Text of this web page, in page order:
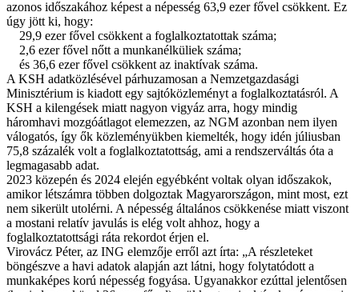
azonos időszakához képest a népesség 63,9 ezer fővel csökkent. Ez
úgy jött ki, hogy:
29,9 ezer fővel csökkent a foglalkoztatottak száma;
2,6 ezer fővel nőtt a munkanélküliek száma;
és 36,6 ezer fővel csökkent az inaktívak száma.
A KSH adatközlésével párhuzamosan a Nemzetgazdasági
Minisztérium is kiadott egy sajtóközleményt a foglalkoztatásról. A
KSH a kilengések miatt nagyon vigyáz arra, hogy mindig
háromhavi mozgóátlagot elemezzen, az NGM azonban nem ilyen
válogatós, így ők közleményükben kiemelték, hogy idén júliusban
75,8 százalék volt a foglalkoztatottság, ami a rendszerváltás óta a
legmagasabb adat.
2023 közepén és 2024 elején egyébként voltak olyan időszakok,
amikor létszámra többen dolgoztak Magyarországon, mint most, ezt
nem sikerült utolérni. A népesség általános csökkenése miatt viszont
a mostani relatív javulás is elég volt ahhoz, hogy a
foglalkoztatottsági ráta rekordot érjen el.
Virovácz Péter, az ING elemzője erről azt írta: „A részleteket
böngészve a havi adatok alapján azt látni, hogy folytatódott a
munkaképes korú népesség fogyása. Ugyanakkor ezúttal jelentősen